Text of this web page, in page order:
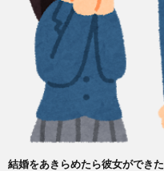
結婚をあきらめたら彼女ができた